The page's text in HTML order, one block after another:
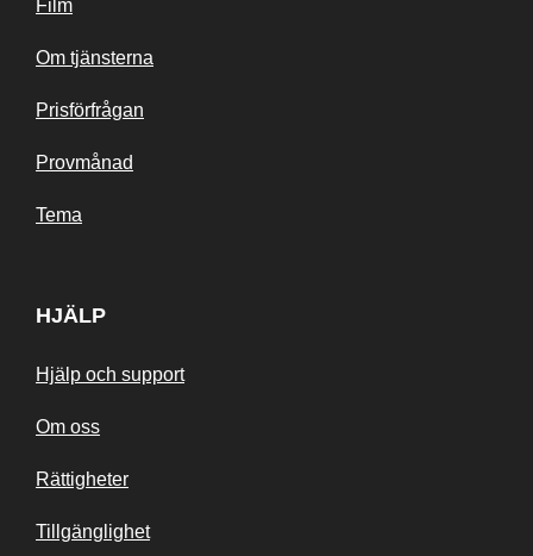
Film
Om tjänsterna
Prisförfrågan
Provmånad
Tema
HJÄLP
Hjälp och support
Om oss
Rättigheter
Tillgänglighet